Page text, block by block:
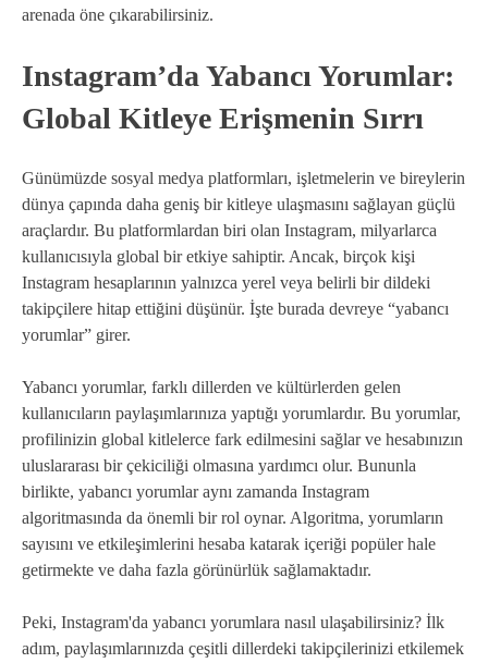
arenada öne çıkarabilirsiniz.
Instagram’da Yabancı Yorumlar:
Global Kitleye Erişmenin Sırrı
Günümüzde sosyal medya platformları, işletmelerin ve bireylerin
dünya çapında daha geniş bir kitleye ulaşmasını sağlayan güçlü
araçlardır. Bu platformlardan biri olan Instagram, milyarlarca
kullanıcısıyla global bir etkiye sahiptir. Ancak, birçok kişi
Instagram hesaplarının yalnızca yerel veya belirli bir dildeki
takipçilere hitap ettiğini düşünür. İşte burada devreye “yabancı
yorumlar” girer.
Yabancı yorumlar, farklı dillerden ve kültürlerden gelen
kullanıcıların paylaşımlarınıza yaptığı yorumlardır. Bu yorumlar,
profilinizin global kitlelerce fark edilmesini sağlar ve hesabınızın
uluslararası bir çekiciliği olmasına yardımcı olur. Bununla
birlikte, yabancı yorumlar aynı zamanda Instagram
algoritmasında da önemli bir rol oynar. Algoritma, yorumların
sayısını ve etkileşimlerini hesaba katarak içeriği popüler hale
getirmekte ve daha fazla görünürlük sağlamaktadır.
Peki, Instagram'da yabancı yorumlara nasıl ulaşabilirsiniz? İlk
adım, paylaşımlarınızda çeşitli dillerdeki takipçilerinizi etkilemek